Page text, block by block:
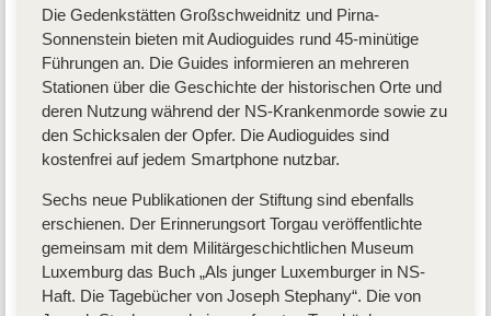
Die Gedenkstätten Großschweidnitz und Pirna-
Sonnenstein bieten mit Audioguides rund 45-minütige
Führungen an. Die Guides informieren an mehreren
Stationen über die Geschichte der historischen Orte und
deren Nutzung während der NS-Krankenmorde sowie zu
den Schicksalen der Opfer. Die Audioguides sind
kostenfrei auf jedem Smartphone nutzbar.
Sechs neue Publikationen der Stiftung sind ebenfalls
erschienen. Der Erinnerungsort Torgau veröffentlichte
gemeinsam mit dem Militärgeschichtlichen Museum
Luxemburg das Buch „Als junger Luxemburger in NS-
Haft. Die Tagebücher von Joseph Stephany“. Die von